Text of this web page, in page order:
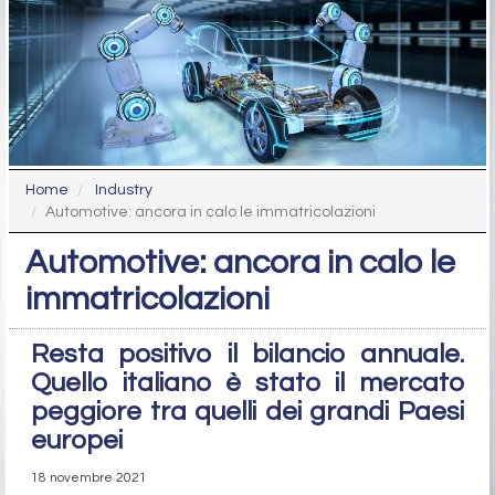
Home
Industry
Automotive: ancora in calo le immatricolazioni
Automotive: ancora in calo le
immatricolazioni
Resta positivo il bilancio annuale.
Quello italiano è stato il mercato
peggiore tra quelli dei grandi Paesi
europei
18 novembre 2021